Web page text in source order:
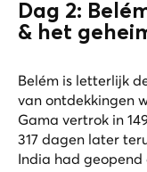
Dag 2:
& het
Belém is letterlijk
van ontdekkingen
Gama vertrok in
317 dagen later
India had geopend